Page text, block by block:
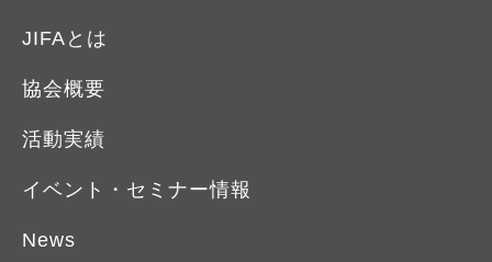
JIFAとは
協会概要
活動実績
イベント・セミナー情報
News